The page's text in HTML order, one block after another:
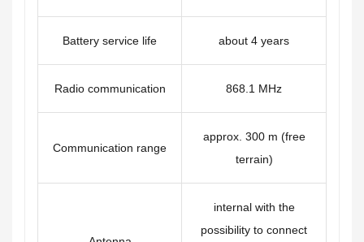
Battery service life about 4 years
Radio communication 868.1 MHz
Communication range
approx. 300 m (free
terrain)
internal with the
possibility to connect